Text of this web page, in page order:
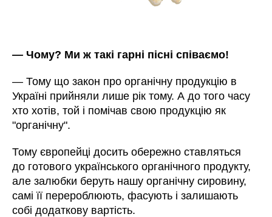
— Чому? Ми ж такі гарні пісні співаємо!
—Тому що закон про органічну продукцію в
Україні прийняли лише рік тому. А до того часу
хто хотів, той і помічав свою продукцію як
"органічну".
Тому європейці досить обережно ставляться
до готового українського органічного продукту,
але залюбки беруть нашу органічну сировину,
самі її перероблюють, фасують і залишають
собі додаткову вартість.